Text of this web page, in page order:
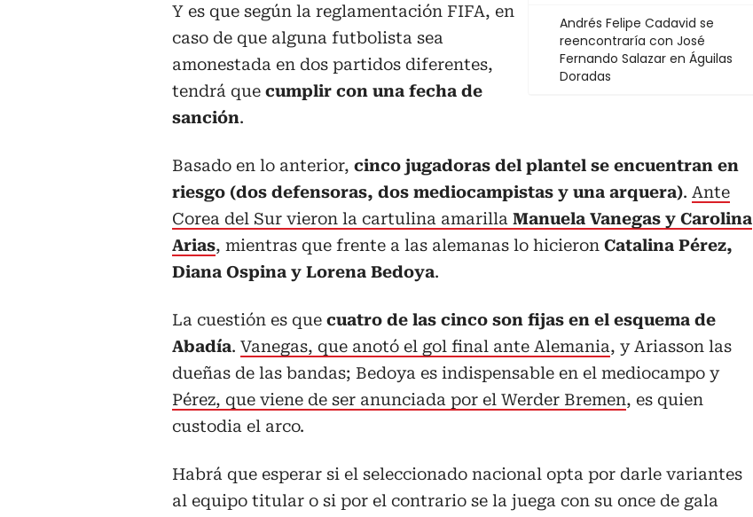
Andrés Felipe Cadavid se
reencontraría con José
Fernando Salazar en Águilas
Doradas
Y es que según la reglamentación FIFA, en
caso de que alguna futbolista sea
amonestada en dos partidos diferentes,
tendrá que cumplir con una fecha de
sanción.
Basado en lo anterior, cinco jugadoras del plantel se encuentran en
riesgo (dos defensoras, dos mediocampistas y una arquera). Ante
Corea del Sur vieron la cartulina amarilla Manuela Vanegas y Carolina
Arias, mientras que frente a las alemanas lo hicieron Catalina Pérez,
Diana Ospina y Lorena Bedoya.
La cuestión es que cuatro de las cinco son fijas en el esquema de
Abadía. Vanegas, que anotó el gol final ante Alemania, y Ariasson las
dueñas de las bandas; Bedoya es indispensable en el mediocampo y
Pérez, que viene de ser anunciada por el Werder Bremen, es quien
custodia el arco.
Habrá que esperar si el seleccionado nacional opta por darle variantes
al equipo titular o si por el contrario se la juega con su once de gala